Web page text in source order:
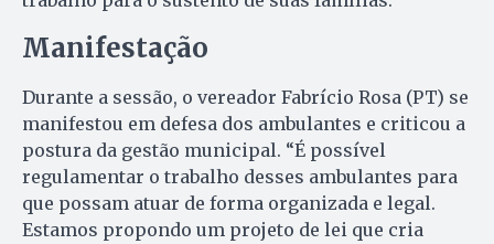
Manifestação
Durante a sessão, o vereador Fabrício Rosa (PT) se
manifestou em defesa dos ambulantes e criticou a
postura da gestão municipal. “É possível
regulamentar o trabalho desses ambulantes para
que possam atuar de forma organizada e legal.
Estamos propondo um projeto de lei que cria